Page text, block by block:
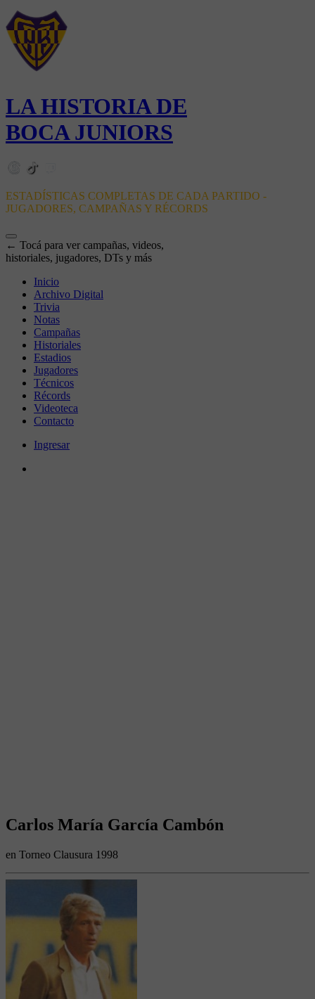
LA HISTORIA DE
BOCA JUNIORS
ESTADÍSTICAS COMPLETAS DE CADA PARTIDO -
JUGADORES, CAMPAÑAS Y RÉCORDS
← Tocá para ver campañas, videos,
historiales, jugadores, DTs y más
Inicio
Archivo Digital
Trivia
Notas
Campañas
Historiales
Estadios
Jugadores
Técnicos
Récords
Videoteca
Contacto
Ingresar
Carlos María García Cambón
en Torneo Clausura 1998